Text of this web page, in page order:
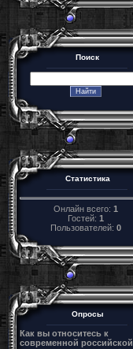
Поиск
Статистика
Онлайн всего: 1
Гостей: 1
Пользователей: 0
Опросы
Как вы относитесь к
современной российской